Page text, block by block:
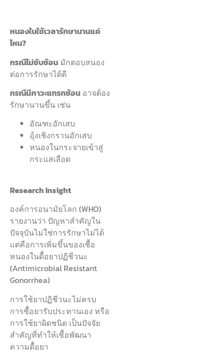
หนองในใช้เวลารักษานานแค่
ไหน?
กรณีไม่ซับซ้อน มักตอบสนอง
ต่อการรักษาได้ดี
กรณีมีภาวะแทรกซ้อน อาจต้อง
รักษานานขึ้น เช่น
อัณฑะอักเสบ
อุ้งเชิงกรานอักเสบ
หนองในกระจายเข้าสู่
กระแสเลือด
Research Insight
องค์การอนามัยโลก (WHO)
รายงานว่า ปัญหาสำคัญใน
ปัจจุบันไม่ใช่การรักษาไม่ได้
แต่คือการเพิ่มขึ้นของเชื้อ
หนองในดื้อยาปฏิชีวนะ
(Antimicrobial Resistant
Gonorrhea)
การใช้ยาปฏิชีวนะไม่ครบ
การซื้อยารับประทานเอง หรือ
การใช้ยาผิดชนิด เป็นปัจจัย
สำคัญที่ทำให้เชื้อพัฒนา
ความดื้อยา